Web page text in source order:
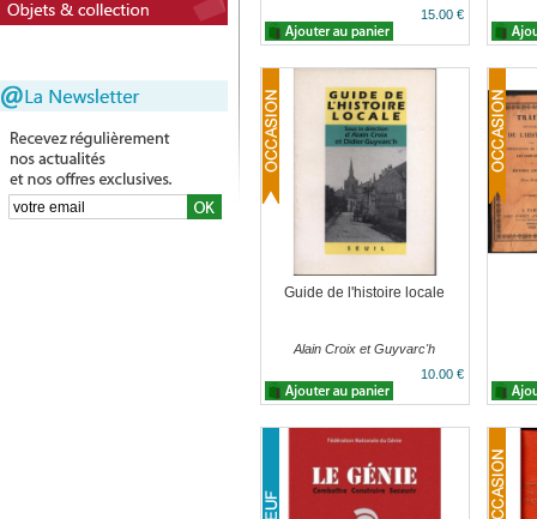
15.00 €
Guide de l'histoire locale
Alain Croix et Guyvarc'h
10.00 €